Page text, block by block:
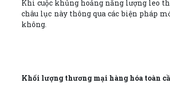
Khi cuộc khủng hoảng năng lượng leo
châu lục này thông qua các biện pháp
không.
Khối lượng thương mại hàng hóa toàn